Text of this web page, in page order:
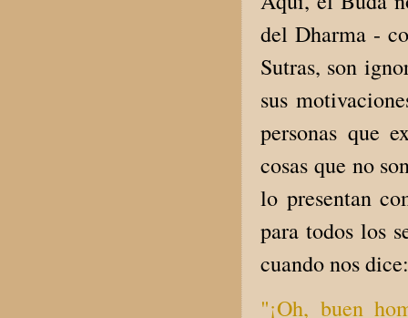
del Dharma -
Sutras, son
sus
personas que
cosas que no
lo presentan
para todos los
cuando nos dice:
"¡Oh, buen